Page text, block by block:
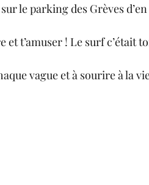
le parking des Grèves d’en
t’amuser ! Le surf c’était
vague et à sourire à la